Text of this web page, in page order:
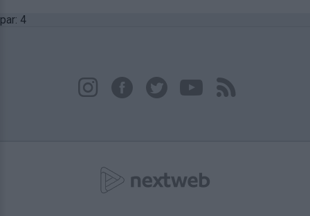
par: 4